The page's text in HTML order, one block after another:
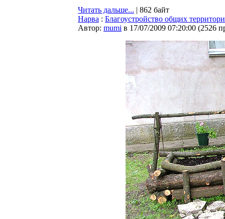
Читать дальше... | 862 байт
Нарва : Благоустройство общих
Автор: mumi в 17/07/2009 07:20:00 (2526